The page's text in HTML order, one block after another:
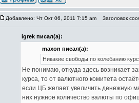
Добавлено: Чт Окт 06, 2011 7:15 am Заголовок
igrek писал(а):
maxon писал(а):
Никакие свободы по колебанию
Не понимаю, откуда здесь возникает
курса, то от валютного комитета
если ЦБ желает увеличить денежную
них нужное количество валюты по